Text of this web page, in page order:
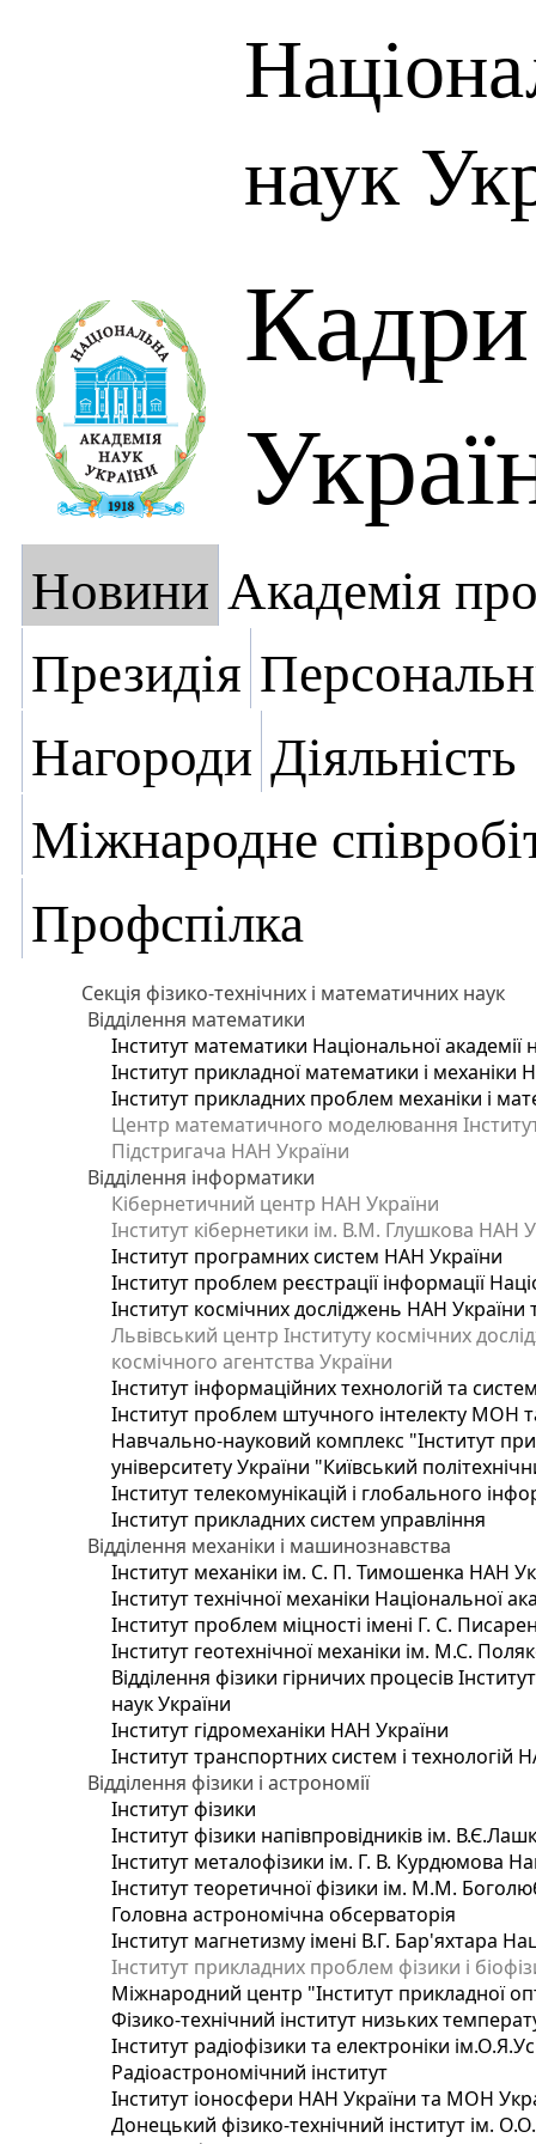
наук
Новини Академія
Президія
Нагороди Діяльність
Міжнародне
Профспілка
Секція фізико-технічних і математичних наук
Відділення математики
Інститут математики Національної академії
Інститут прикладної математики і механіки
Інститут прикладних проблем механіки і
Центр математичного моделювання
Підстригача НАН України
Відділення інформатики
Кібернетичний центр НАН України
Інститут кібернетики ім. В.М. Глушкова НАН
Інститут програмних систем НАН України
Інститут проблем реєстрації інформації
Інститут космічних досліджень НАН України
Львівський центр Інституту космічних
космічного агентства України
Інститут інформаційних технологій та
Інститут проблем штучного інтелекту МОН
Навчально-науковий комплекс "Інститут
університету України "Київський
Інститут телекомунікацій і глобального
Інститут прикладних систем управління
Відділення механіки і машинознавства
Інститут механіки ім. С. П. Тимошенка НАН
Інститут технічної механіки Національної
Інститут проблем міцності імені Г. С.
Інститут геотехнічної механіки ім. М.С.
Відділення фізики гірничих процесів
наук України
Інститут гідромеханіки НАН України
Інститут транспортних систем і технологій
Відділення фізики і астрономії
Інститут фізики
Інститут фізики напівпровідників ім.
Інститут металофізики ім. Г. В. Курдюмова
Інститут теоретичної фізики ім. М.М.
Головна астрономічна обсерваторія
Інститут магнетизму імені В.Г. Бар'яхтара
Інститут прикладних проблем фізики і
Міжнародний центр "Інститут прикладної
Фізико-технічний інститут низьких
Інститут радіофізики та електроніки
Радіоастрономічний інститут
Інститут іоносфери НАН України та МОН
Донецький фізико-технічний інститут ім.